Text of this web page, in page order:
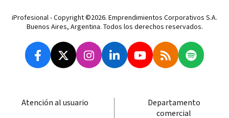
iProfesional - Copyright ©2026. Emprendimientos Corporativos S.A.
Buenos Aires, Argentina. Todos los derechos reservados.
Atención al usuario
Departamento
comercial